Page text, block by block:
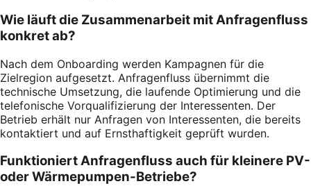
Wie läuft die Zusammenarbeit mit Anfragenfluss
konkret ab?
Nach dem Onboarding werden Kampagnen für die
Zielregion aufgesetzt. Anfragenfluss übernimmt die
technische Umsetzung, die laufende Optimierung und die
telefonische Vorqualifizierung der Interessenten. Der
Betrieb erhält nur Anfragen von Interessenten, die bereits
kontaktiert und auf Ernsthaftigkeit geprüft wurden.
Funktioniert Anfragenfluss auch für kleinere PV-
oder Wärmepumpen-Betriebe?